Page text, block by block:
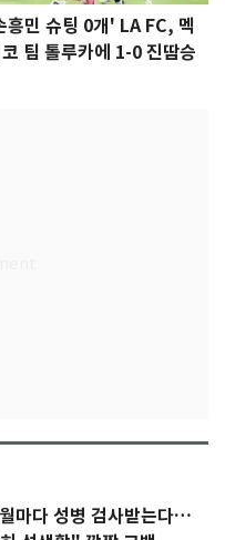
흥민 슈팅 0개' LA FC, 멕
팀 톨루카에 1-0 진땀승
마다 성병 검사받는다…